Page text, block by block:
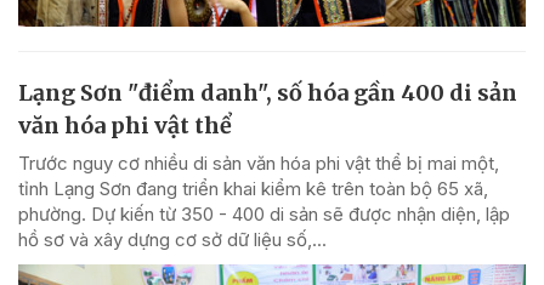
Lạng Sơn "điểm danh", số hóa gần 400 di sản
văn hóa phi vật thể
Trước nguy cơ nhiều di sản văn hóa phi vật thể bị mai một,
tỉnh Lạng Sơn đang triển khai kiểm kê trên toàn bộ 65 xã,
phường. Dự kiến từ 350 - 400 di sản sẽ được nhận diện, lập
hồ sơ và xây dựng cơ sở dữ liệu số,...